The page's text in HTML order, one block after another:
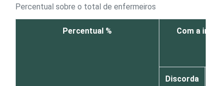
Percentual sobre o total de enfermeiros
Percentual % Com a
Discorda